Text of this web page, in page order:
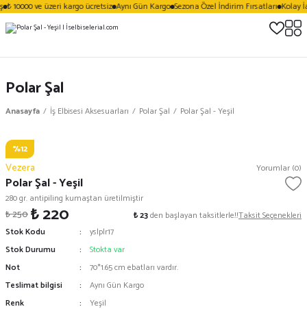
₺ 10000 ve üzeri kargo ücretsiz Aynı Gün Kargo Sezona Özel İndirim Fırsatları Kolay
Polar Şal
Anasayfa İş Elbisesi Aksesuarları Polar Şal Polar Şal - Yeşil
%12
Vezera Yorumlar (0)
Polar Şal - Yeşil
280 gr. antipiling kumaştan üretilmiştir
₺ 250₺ 220 ₺ 23den başlayan taksitlerle!!Taksit Seçenekleri
Stok Kodu
yslplr17
Stok Durumu
Stokta var
Not
70*1.65 cm ebatları vardır.
Teslimat bilgisi
Aynı Gün Kargo
Renk
Yeşil